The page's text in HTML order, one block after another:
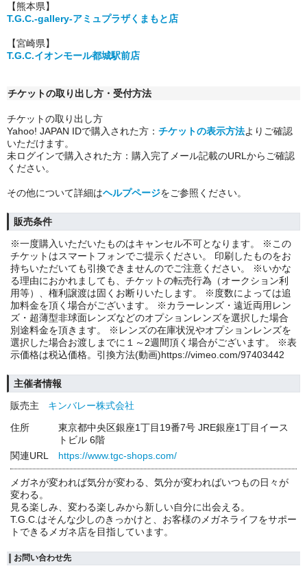
【熊本県】
T.G.C.-gallery-アミュプラザくまもと店
【宮崎県】
T.G.C.イオンモール都城駅前店
チケットの取り出し方・受付方法
チケットの取り出し方
Yahoo! JAPAN IDで購入された方： チケットの表示方法よりご確認
いただけます。
未ログインで購入された方：購入完了メール記載のURLからご確認
ください。
その他について詳細はヘルプページをご参照ください。
販売条件
※一度購入いただいたものはキャンセル不可となります。 ※この
チケットはスマートフォンでご提示ください。 印刷したものをお
持ちいただいても引換できませんのでご注意ください。 ※いかな
る理由におかれましても、チケットの転売行為（オークション利
用等）、権利譲渡は固くお断りいたします。 ※度数によっては追
加料金を頂く場合がございます。 ※カラーレンズ・遠近両用レン
ズ・超薄型非球面レンズなどのオプションレンズを選択した場合
別途料金を頂きます。 ※レンズの在庫状況やオプションレンズを
選択した場合お渡しまでに１～2週間頂く場合がございます。 ※表
示価格は税込価格。引換方法(動画)https://vimeo.com/97403442
主催者情報
販売主
キンバレー株式会社
住所
東京都中央区銀座1丁目19番7号 JRE銀座1丁目イース
トビル 6階
関連URL
https://www.tgc-shops.com/
メガネが変われば気分が変わる、気分が変わればいつもの日々が
変わる。
見る楽しみ、変わる楽しみから新しい自分に出会える。
T.G.C.はそんな少しのきっかけと、お客様のメガネライフをサポー
トできるメガネ店を目指しています。
お問い合わせ先